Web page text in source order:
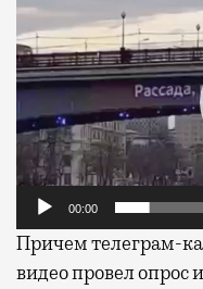
00:00
Причем телеграм-
видео провел опрос